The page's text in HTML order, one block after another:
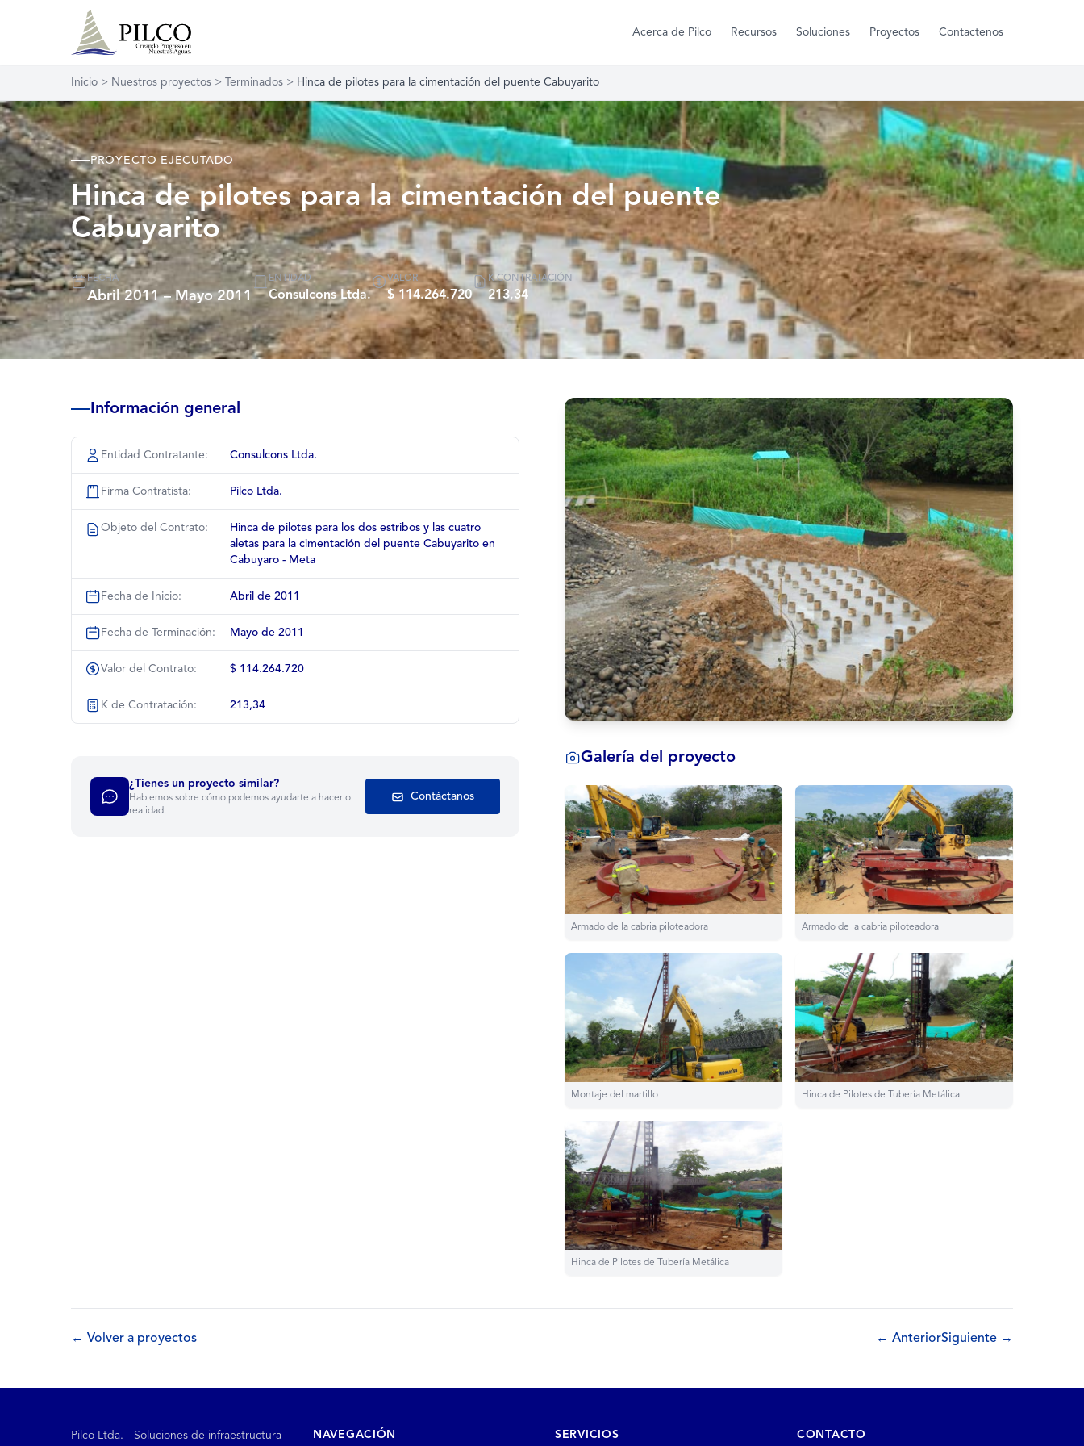
Acerca de Pilco Recursos Soluciones Proyectos Contactenos
Inicio > Nuestros proyectos > Terminados > Hinca de pilotes para la cimentación del puente Cabuyarito
PROYECTO EJECUTADO
Hinca de pilotes para la cimentación del puente
Cabuyarito
FECHA
Abril 2011 – Mayo 2011
ENTIDAD
Consulcons Ltda.
VALOR
$ 114.264.720
K CONTRATACIÓN
213,34
Información general
Entidad Contratante: Consulcons Ltda.
Firma Contratista: Pilco Ltda.
Objeto del Contrato:
Hinca de pilotes para los dos estribos y las cuatro
aletas para la cimentación del puente Cabuyarito en
Cabuyaro - Meta
Fecha de Inicio: Abril de 2011
Fecha de Terminación: Mayo de 2011
Valor del Contrato: $ 114.264.720
K de Contratación: 213,34
¿Tienes un proyecto similar?
Hablemos sobre cómo podemos ayudarte a hacerlo
realidad.
Contáctanos
Galería del proyecto
Armado de la cabria piloteadora Armado de la cabria piloteadora
Montaje del martillo Hinca de Pilotes de Tubería Metálica
Hinca de Pilotes de Tubería Metálica
← Volver a proyectos ← AnteriorSiguiente →
Pilco Ltda. - Soluciones de infraestructura NAVEGACIÓN SERVICIOS CONTACTO